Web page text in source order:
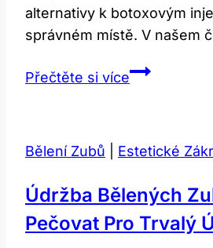
alternativy k botoxovým
správném místě. V našem
Přečtěte si vícePřírodní
alternativy
injekcím!
Bělení Zubů Estetické
Údržba Bělených
Pečovat Pro Trvalý